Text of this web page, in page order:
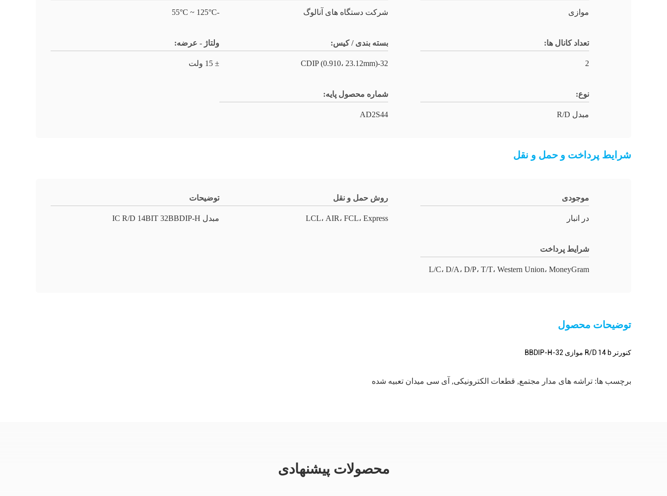
موازی شرکت دستگاه های آنالوگ -55°C ~ 125°C
تعداد کانال ها:
2
بسته بندی / کیس:
32-CDIP (0.910، 23.12mm)
ولتاژ - عرضه:
± 15 ولت
نوع:
مبدل R/D
شماره محصول پایه:
AD2S44
شرایط پرداخت و حمل و نقل
موجودی
در انبار
روش حمل و نقل
LCL، AIR، FCL، Express
توضیحات
مبدل IC R/D 14BIT 32BBDIP-H
شرایط پرداخت
L/C، D/A، D/P، T/T، Western Union، MoneyGram
توضیحات محصول
کنورتر R/D 14 b موازی 32-BBDIP-H
برچسب ها: تراشه های مدار مجتمع, قطعات الکترونیکی, آی سی میدان تعبیه شده
محصولات پیشنهادی